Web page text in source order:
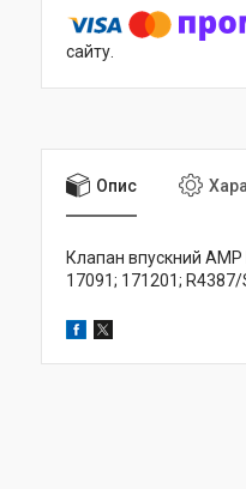
сайту.
Опис
Клапан впускний
17091; 171201;